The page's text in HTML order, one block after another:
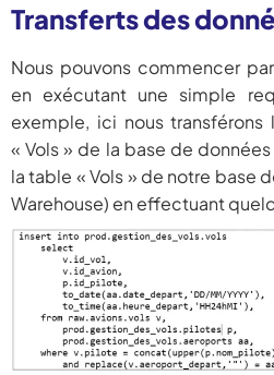
Transferts des
Nous pouvons commencer
en exécutant une simple
exemple, ici nous
« Vols » de la base de données
la table « Vols » de notre base
Warehouse) en effectuant